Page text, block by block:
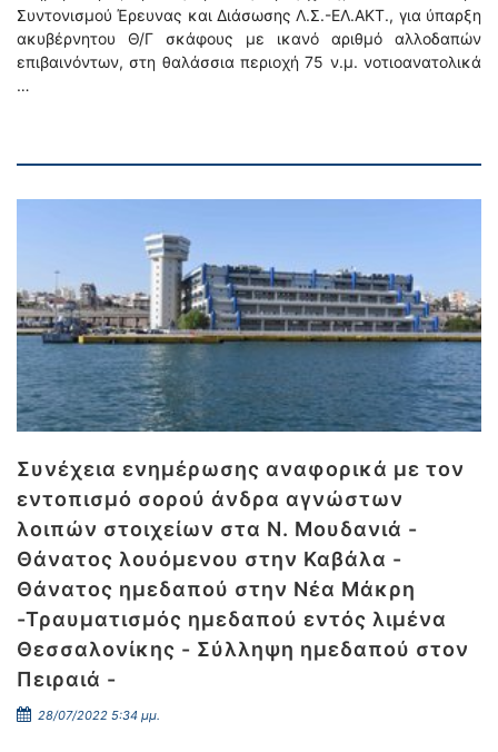
Συντονισμού Έρευνας και Διάσωσης Λ.Σ.-ΕΛ.ΑΚΤ., για ύπαρξη
ακυβέρνητου Θ/Γ σκάφους με ικανό αριθμό αλλοδαπών
επιβαινόντων, στη θαλάσσια περιοχή 75 ν.μ. νοτιοανατολικά
…
Συνέχεια ενημέρωσης αναφορικά με τον
εντοπισμό σορού άνδρα αγνώστων
λοιπών στοιχείων στα Ν. Μουδανιά -
Θάνατος λουόμενου στην Καβάλα -
Θάνατος ημεδαπού στην Νέα Μάκρη
-Τραυματισμός ημεδαπού εντός λιμένα
Θεσσαλονίκης - Σύλληψη ημεδαπού στον
Πειραιά -
28/07/2022 5:34 μμ.